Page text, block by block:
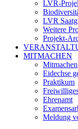
LVR-
LVR
Weitere
Projekt-
MITMACHEN
Mitmachen
Eidechse
Praktikum
Ehrenamt
Meldung